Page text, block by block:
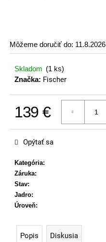
Môžeme doručiť do: 11.8.2026
Skladom (1 ks)
Značka: Fischer
139 €
Jednotková cena:
Kategória:
Záruka:
Stav:
Jadro:
Úroveň:
Opýtať sa
Popis Diskusia
ú
č
a
m
e
ATOMIC
REDSTER
J2(SPORT
EDITION)